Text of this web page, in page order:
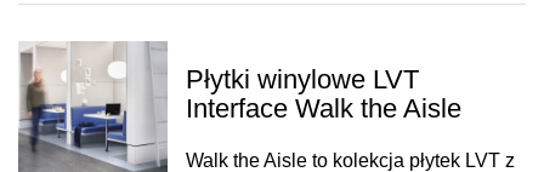
Płytki winylowe LVT
Interface Walk the Aisle
Walk the Aisle to kolekcja płytek LVT z